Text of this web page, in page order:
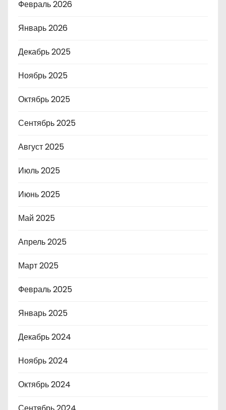
Февраль 2026
Январь 2026
Декабрь 2025
Ноябрь 2025
Октябрь 2025
Сентябрь 2025
Август 2025
Июль 2025
Июнь 2025
Май 2025
Апрель 2025
Март 2025
Февраль 2025
Январь 2025
Декабрь 2024
Ноябрь 2024
Октябрь 2024